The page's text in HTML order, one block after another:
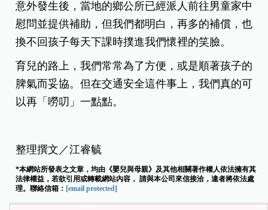
意外發生後，當地的鄉公所已經派人前往男童家中
慰問並提供補助，但我們都明白，再多的補償，也
換不回孩子每天下課時撲進我們懷裡的笑臉。
育兒的路上，我們常常為了方便，或是順著孩子的
脾氣而妥協。但在交通安全這件事上，我們真的可
以再「嘮叨」一點點。
整理撰文／江睿毓
*本網站所發表之文章，均由《嬰兒與母親》及其他相關著作權人依法擁有其
法律權益，若欲引用或轉載網站內容， 請與本公司來信接洽，違者將依法處
理。聯絡信箱： [email protected]